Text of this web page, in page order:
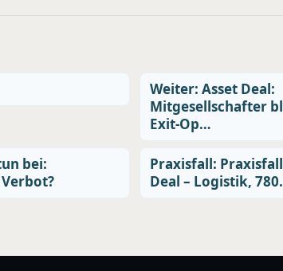
Weiter: Asset Deal:
Mitgesellschafter
Exit-Op…
bei:
Praxisfall:
Deal – Logistik,